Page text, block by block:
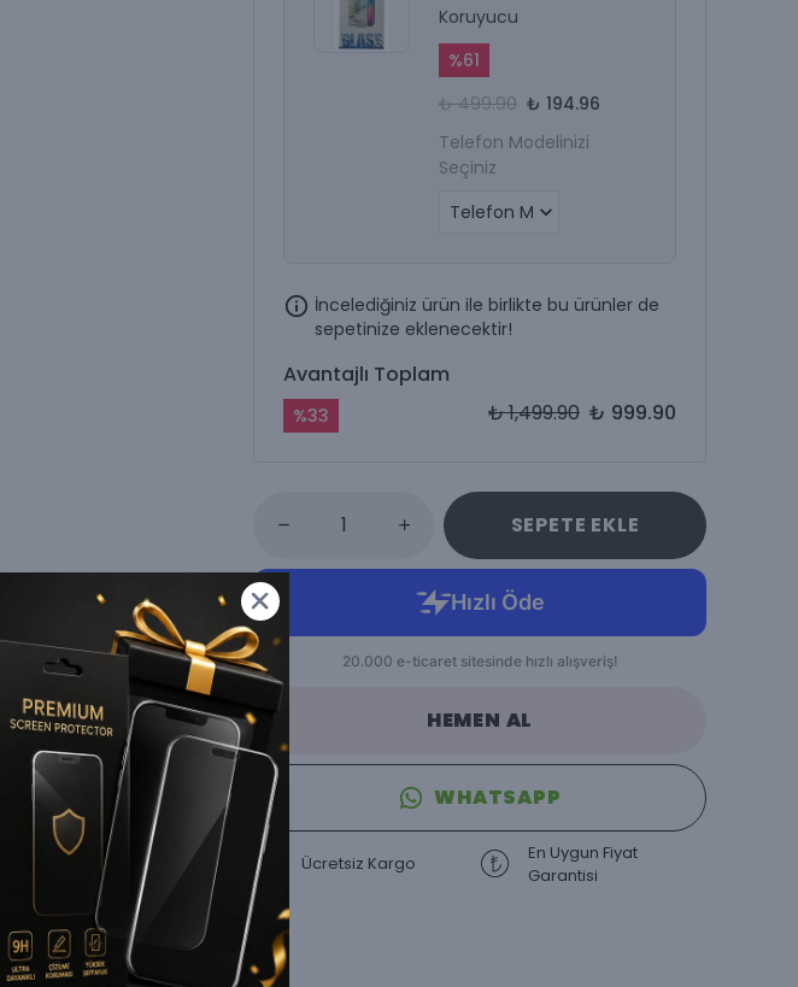
Koruyucu
%61
₺ 499.90 ₺ 194.96
Telefon Modelinizi
Seçiniz
İncelediğiniz ürün ile birlikte bu ürünler de
sepetinize eklenecektir!
Avantajlı Toplam
%33 ₺ 1,499.90 ₺ 999.90
SEPETE EKLE
HEMEN AL
WHATSAPP
Ücretsiz Kargo
En Uygun Fiyat
Garantisi